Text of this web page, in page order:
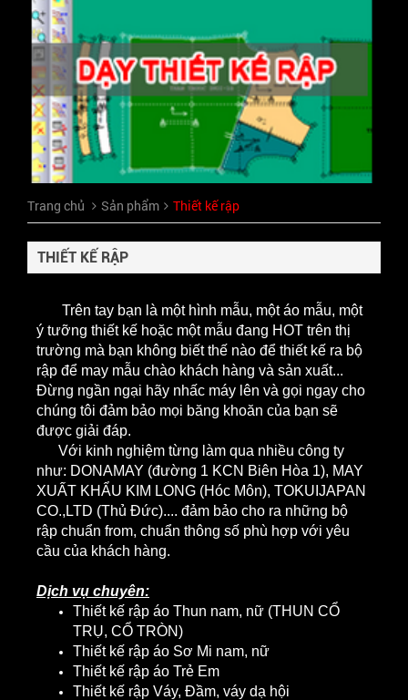
Trang chủ Sản phẩm Thiết kế rập
THIẾT KẾ RẬP
Trên tay bạn là một hình mẫu, một áo mẫu, một
ý tưỡng thiết kế hoặc một mẫu đang HOT trên thị
trường mà bạn không biết thế nào để thiết kế ra bộ
rập để may mẫu chào khách hàng và sản xuất...
Đừng ngần ngại hãy nhấc máy lên và gọi ngay cho
chúng tôi đảm bảo mọi băng khoăn của bạn sẽ
được giải đáp.
Với kinh nghiệm từng làm qua nhiều công ty
như: DONAMAY (đường 1 KCN Biên Hòa 1), MAY
XUẤT KHẨU KIM LONG (Hóc Môn), TOKUIJAPAN
CO.,LTD (Thủ Đức).... đảm bảo cho ra những bộ
rập chuẩn from, chuẩn thông số phù hợp với yêu
cầu của khách hàng.
Dịch vụ chuyên:
Thiết kế rập áo Thun nam, nữ (THUN CỔ
TRỤ, CỔ TRÒN)
Thiết kế rập áo Sơ Mi nam, nữ
Thiết kế rập áo Trẻ Em
Thiết kế rập Váy, Đầm, váy dạ hội